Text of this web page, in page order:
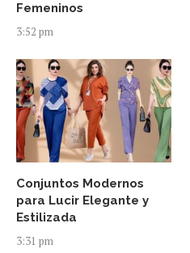
Femeninos
3:52 pm
Conjuntos Modernos
para Lucir Elegante y
Estilizada
3:31 pm